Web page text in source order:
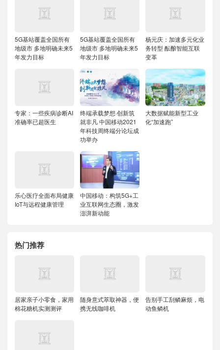
5G基站覆盖全国所有
地级市 多地明确未来5
年发力目标
5G基站覆盖全国所有
地级市 多地明确未来5
年发力目标
杨元庆：加速多元化业
务转型 酝酿智能互联
变革
专家：一些疾病诊断AI
准确率已超医生
终端承载梦想·创新筑
就非凡 中国移动2021
年科技周终端分论坛成
功举办
大数据赋能新型工业
化“加速跑”
乐心医疗全面布局健康
IoT与远程健康管理
中国移动：构筑5G+工
业互联网生态圈，激发
澎湃新动能
热门推荐
居家亲子小零食，家用
棉花糖机实测测评
随身意式萃取神器，便
携无线咖啡机
告别手工刮鳞麻烦，电
动鱼鳞机